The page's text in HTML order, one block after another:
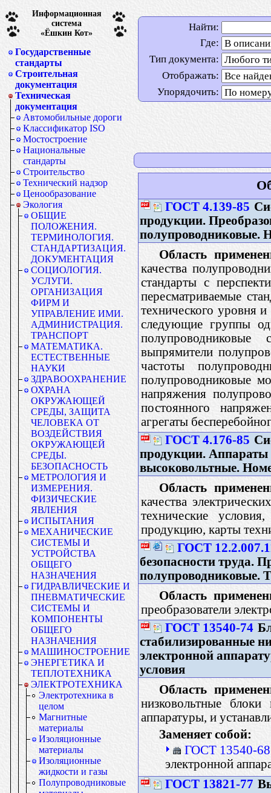
Информационная
система
«Ёшкин Кот»
Государственные
стандарты
Строительная
документация
Техническая
документация
Автомобильные дороги
Классификатор ISO
Мостостроение
Национальные
стандарты
Строительство
Технический надзор
Ценообразование
Экология
ОБЩИЕ
ПОЛОЖЕНИЯ.
ТЕРМИНОЛОГИЯ.
СТАНДАРТИЗАЦИЯ.
ДОКУМЕНТАЦИЯ
СОЦИОЛОГИЯ.
УСЛУГИ.
ОРГАНИЗАЦИЯ
ФИРМ И
УПРАВЛЕНИЕ ИМИ.
АДМИНИСТРАЦИЯ.
ТРАНСПОРТ
МАТЕМАТИКА.
ЕСТЕСТВЕННЫЕ
НАУКИ
ЗДРАВООХРАНЕНИЕ
ОХРАНА
ОКРУЖАЮЩЕЙ
СРЕДЫ, ЗАЩИТА
ЧЕЛОВЕКА ОТ
ВОЗДЕЙСТВИЯ
ОКРУЖАЮЩЕЙ
СРЕДЫ.
БЕЗОПАСНОСТЬ
МЕТРОЛОГИЯ И
ИЗМЕРЕНИЯ.
ФИЗИЧЕСКИЕ
ЯВЛЕНИЯ
ИСПЫТАНИЯ
МЕХАНИЧЕСКИЕ
СИСТЕМЫ И
УСТРОЙСТВА
ОБЩЕГО
НАЗНАЧЕНИЯ
ГИДРАВЛИЧЕСКИЕ И
ПНЕВМАТИЧЕСКИЕ
СИСТЕМЫ И
КОМПОНЕНТЫ
ОБЩЕГО
НАЗНАЧЕНИЯ
МАШИНОСТРОЕНИЕ
ЭНЕРГЕТИКА И
ТЕПЛОТЕХНИКА
ЭЛЕКТРОТЕХНИКА
Электротехника в
целом
Магнитные
материалы
Изоляционные
материалы
Изоляционные
жидкости и газы
Полупроводниковые
Найти:
Где:
Тип документа:
Отображать:
Упорядочить:
ГОСТ 4.139-85
продукции.
полупроводниковые.
Область
качества
стандарты с
пересматриваемые
технического уровня
следующие группы
выпрямители
частоты
полупроводниковые
напряжения
постоянного
агрегаты
ГОСТ 4.176-85
продукции. Аппараты
высоковольтные.
Область
качества
технические
продукцию, карты
ГОСТ
безопасности труда.
полупроводниковые.
Область
преобразователи
ГОСТ 13540-74
стабилизированные
электронной
условия
Область
низковольтные
аппаратуры, и
Заменяет собой:
ГОСТ 13540-68
электронной
ГОСТ 13821-77